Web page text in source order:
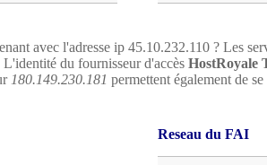
avec l'adresse ip 45.10.232.110 ? Les
L'identité du fournisseur d'accès HostRoyale
180.149.230.181 permettent également de
Reseau du FAI